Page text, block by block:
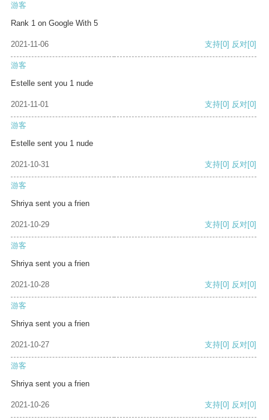
游客
Rank 1 on Google With 5
2021-11-06 支持[0] 反对[0]
游客
Estelle sent you 1 nude
2021-11-01 支持[0] 反对[0]
游客
Estelle sent you 1 nude
2021-10-31 支持[0] 反对[0]
游客
Shriya sent you a frien
2021-10-29 支持[0] 反对[0]
游客
Shriya sent you a frien
2021-10-28 支持[0] 反对[0]
游客
Shriya sent you a frien
2021-10-27 支持[0] 反对[0]
游客
Shriya sent you a frien
2021-10-26 支持[0] 反对[0]